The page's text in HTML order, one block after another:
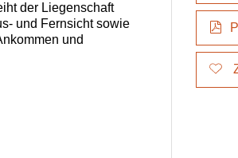
der Liegenschaft
und Fernsicht sowie
und